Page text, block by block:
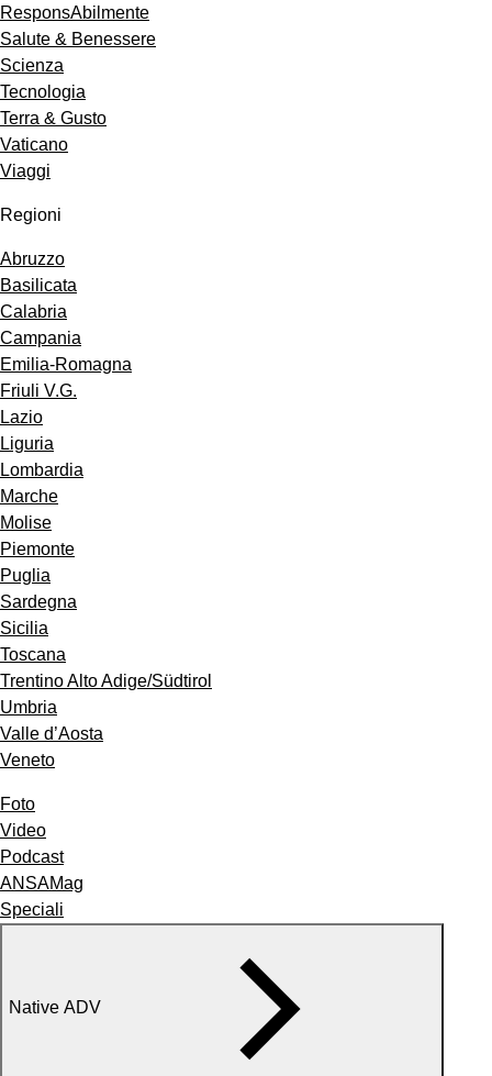
ResponsAbilmente
Salute & Benessere
Scienza
Tecnologia
Terra & Gusto
Vaticano
Viaggi
Regioni
Abruzzo
Basilicata
Calabria
Campania
Emilia-Romagna
Friuli V.G.
Lazio
Liguria
Lombardia
Marche
Molise
Piemonte
Puglia
Sardegna
Sicilia
Toscana
Trentino Alto Adige/Südtirol
Umbria
Valle d’Aosta
Veneto
Foto
Video
Podcast
ANSAMag
Speciali
Native ADV